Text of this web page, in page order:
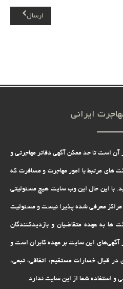
ارسال
ایرانی
آن است تا حد ممکن آگهی دفاتر مهاجرتی و
های مرتبط با امور مهاجرت و مسافرت که
با این حال این وب سایت هیچ مسئولیتی
مراکز معرفی شده پذیرا نیست و مسئولیت
به عهده متقاضیان و بازدیدکنندگان
این سایت بر عهده کابران است و
قبال خسارات مستقیم، اتفاقى، تبعى،
و استفاده شما از این سایت ندارد.